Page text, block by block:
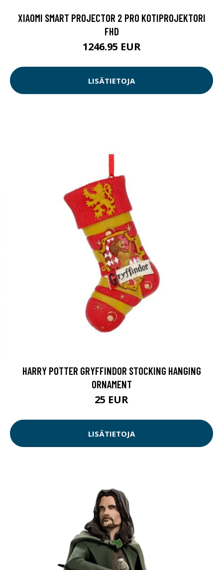
XIAOMI SMART PROJECTOR 2 PRO KOTIPROJEKTORI
FHD
1246.95 EUR
LISÄTIETOJA
HARRY POTTER GRYFFINDOR STOCKING HANGING
ORNAMENT
25 EUR
LISÄTIETOJA